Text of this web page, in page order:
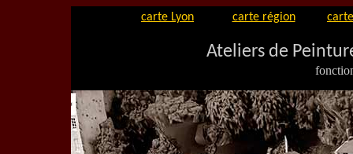
carte Lyon carte région
Ateliers de